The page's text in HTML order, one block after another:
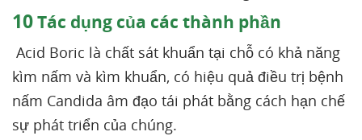
10Tác dụng của các thành phần
Acid Boric là chất sát khuẩn tại chỗ có khả năng
kìm nấm và kìm khuẩn, có hiệu quả điều trị bệnh
nấm Candida âm đạo tái phát bằng cách hạn chế
sự phát triển của chúng.